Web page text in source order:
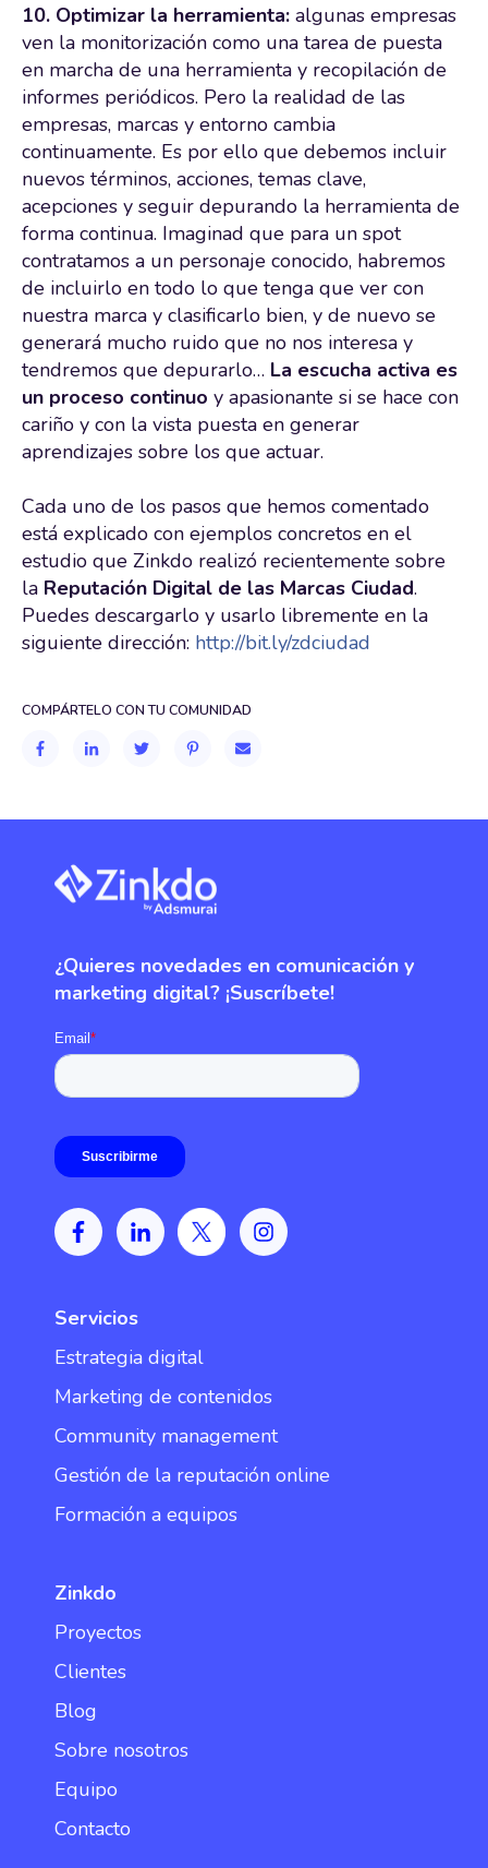
10. Optimizar la herramienta: algunas empresas
ven la monitorización como una tarea de puesta
en marcha de una herramienta y recopilación de
informes periódicos. Pero la realidad de las
empresas, marcas y entorno cambia
continuamente. Es por ello que debemos incluir
nuevos términos, acciones, temas clave,
acepciones y seguir depurando la herramienta de
forma continua. Imaginad que para un spot
contratamos a un personaje conocido, habremos
de incluirlo en todo lo que tenga que ver con
nuestra marca y clasificarlo bien, y de nuevo se
generará mucho ruido que no nos interesa y
tendremos que depurarlo… La escucha activa es
un proceso continuo y apasionante si se hace con
cariño y con la vista puesta en generar
aprendizajes sobre los que actuar.
Cada uno de los pasos que hemos comentado
está explicado con ejemplos concretos en el
estudio que Zinkdo realizó recientemente sobre
la Reputación Digital de las Marcas Ciudad.
Puedes descargarlo y usarlo libremente en la
siguiente dirección: http://bit.ly/zdciudad
COMPÁRTELO CON TU COMUNIDAD
¿Quieres novedades en comunicación y
marketing digital? ¡Suscríbete!
Servicios
Estrategia digital
Marketing de contenidos
Community management
Gestión de la reputación online
Formación a equipos
Zinkdo
Proyectos
Clientes
Blog
Sobre nosotros
Equipo
Contacto